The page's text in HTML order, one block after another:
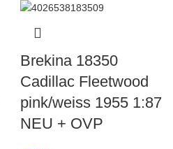
Brekina 18350
Cadillac Fleetwood
pink/weiss 1955 1:87
NEU + OVP